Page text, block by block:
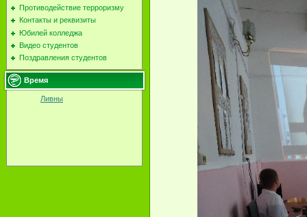
Противодействие терроризму
Контакты и реквизиты
Юбилей колледжа
Видео студентов
Поздравления студентов
Время
Ливны